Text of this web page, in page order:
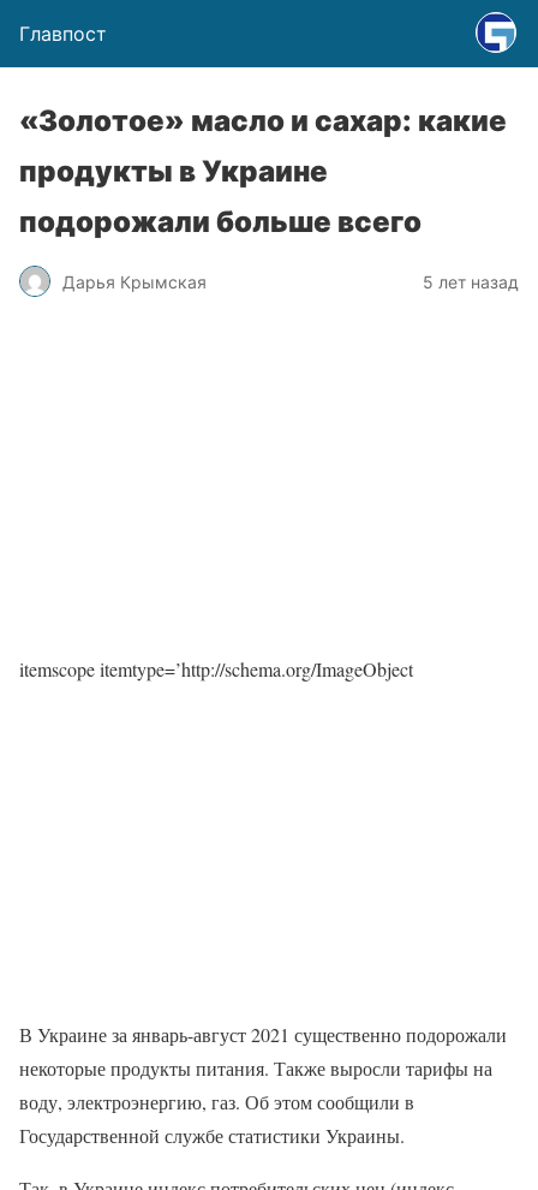
Главпост
«Золотое» масло и сахар: какие
продукты в Украине
подорожали больше всего
Дарья Крымская 5 лет назад
itemscope itemtype=’http://schema.org/ImageObject
В Украине за январь-август 2021 существенно подорожали
некоторые продукты питания. Также выросли тарифы на
воду, электроэнергию, газ. Об этом сообщили в
Государственной службе статистики Украины.